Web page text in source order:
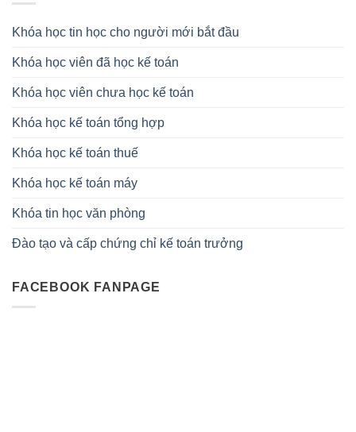
Khóa học tin học cho người mới bắt đầu
Khóa học viên đã học kế toán
Khóa học viên chưa học kế toán
Khóa học kế toán tổng hợp
Khóa học kế toán thuế
Khóa học kế toán máy
Khóa tin học văn phòng
Đào tạo và cấp chứng chỉ kế toán trưởng
FACEBOOK FANPAGE